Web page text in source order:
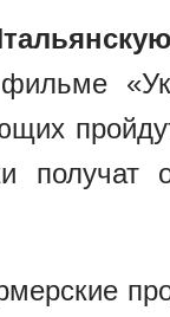
получат